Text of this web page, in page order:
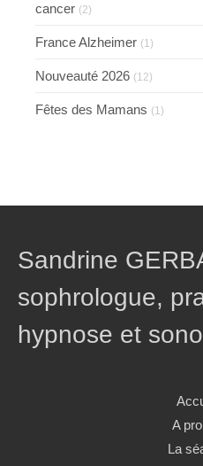
cancer (2)
France Alzheimer (1)
Nouveauté 2026 (12)
Fêtes des Mamans (1)
Sandrine
sophrologue,
hypnose et
A
La